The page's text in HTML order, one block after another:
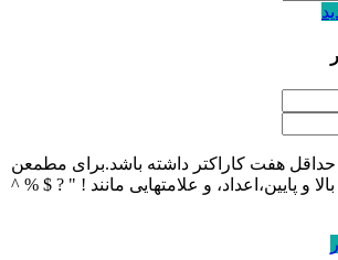
حداقل هفت کاراکتر داشته باشد.برای مطمعن
و پایین،اعداد، و علامتهایی مانند ! " ? $ % ^